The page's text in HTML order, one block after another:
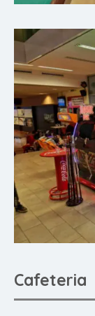
Cafeteria